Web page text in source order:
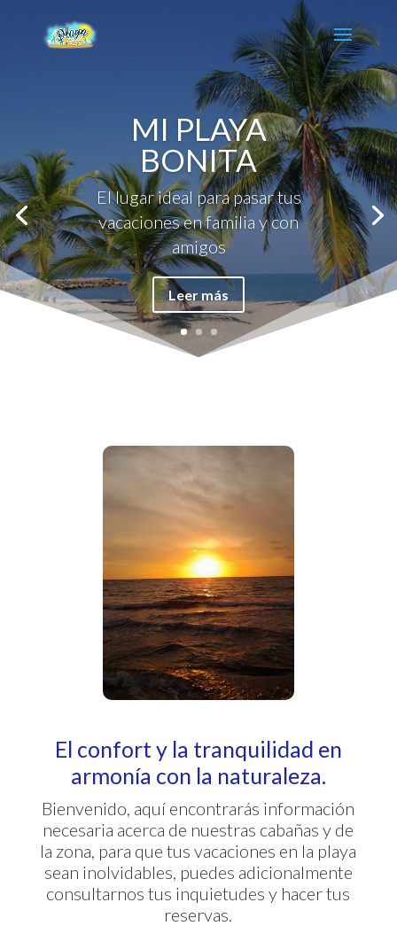
MI PLAYA
BONITA
El lugar ideal para pasar tus
vacaciones en familia y con
amigos
Leer más
El confort y la tranquilidad en
armonía con la naturaleza.
Bienvenido, aquí encontrarás información
necesaria acerca de nuestras cabañas y de
la zona, para que tus vacaciones en la playa
sean inolvidables, puedes adicionalmente
consultarnos tus inquietudes y hacer tus
reservas.